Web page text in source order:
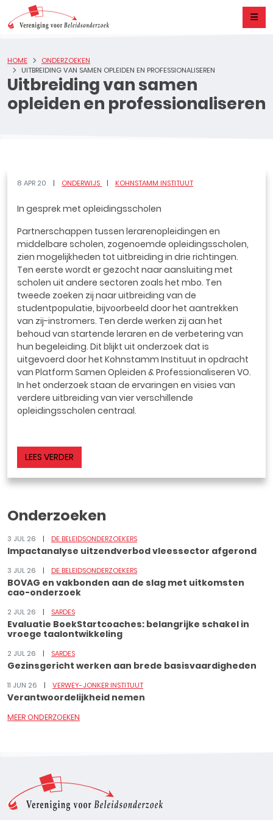
Uitbreiding van samen
opleiden en professionaliseren
HOME
ONDERZOEKEN
UITBREIDING VAN SAMEN OPLEIDEN EN PROFESSIONALISEREN
8 APR 20 ONDERWIJS KOHNSTAMM INSTITUUT
In gesprek met opleidingsscholen
Partnerschappen tussen lerarenopleidingen en
middelbare scholen, zogenoemde opleidingsscholen,
zien mogelijkheden tot uitbreiding in drie richtingen.
Ten eerste wordt er gezocht naar aansluiting met
scholen uit andere sectoren zoals het mbo. Ten
tweede zoeken zij naar uitbreiding van de
studentpopulatie, bijvoorbeeld door het aantrekken
van zij-instromers. Ten derde werken zij aan het
behoud van startende leraren en de verbetering van
hun begeleiding. Dit blijkt uit onderzoek dat is
uitgevoerd door het Kohnstamm Instituut in opdracht
van Platform Samen Opleiden & Professionaliseren VO.
In het onderzoek staan de ervaringen en visies van
verdere uitbreiding van vier verschillende
opleidingsscholen centraal.
LEES VERDER
Onderzoeken
3 JUL 26 DE BELEIDSONDERZOEKERS
Impactanalyse uitzendverbod vleessector afgerond
3 JUL 26 DE BELEIDSONDERZOEKERS
BOVAG en vakbonden aan de slag met uitkomsten
cao-onderzoek
2 JUL 26 SARDES
Evaluatie BoekStartcoaches: belangrijke schakel in
vroege taalontwikkeling
2 JUL 26 SARDES
Gezinsgericht werken aan brede basisvaardigheden
11 JUN 26 VERWEY-JONKER INSTITUUT
Verantwoordelijkheid nemen
MEER ONDERZOEKEN